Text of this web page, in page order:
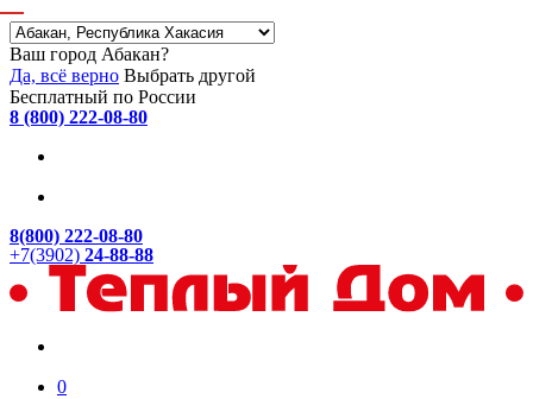
Ваш город Абакан?
Да, всё верно Выбрать другой
Бесплатный по России
8 (800) 222-08-80
8(800) 222-08-80
+7(3902) 24-88-88
0